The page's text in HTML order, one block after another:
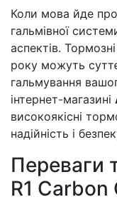
Коли мова йде про
гальмівної
аспектів.
року можуть
гальмування
інтернет-магазині
високоякісні
надійність і
Переваги
R1 Carbon